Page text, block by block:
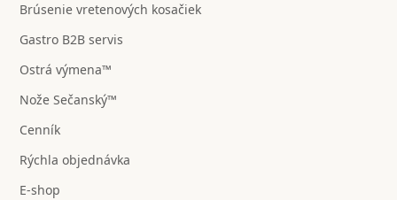
Brúsenie vretenových kosačiek
Gastro B2B servis
Ostrá výmena™
Nože Sečanský™
Cenník
Rýchla objednávka
E-shop